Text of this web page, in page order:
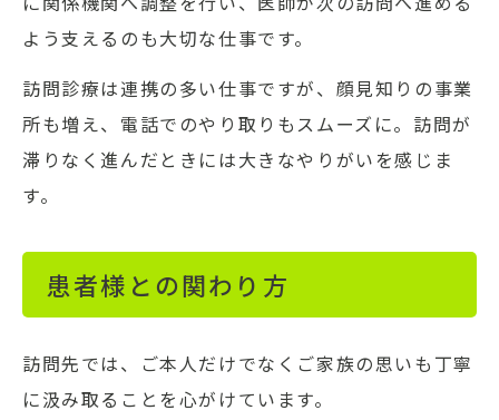
よう支えるのも大切な仕事です。
訪問診療は連携の多い仕事ですが、顔見知りの事業
所も増え、電話でのやり取りもスムーズに。訪問が
滞りなく進んだときには大きなやりがいを感じま
す。
患者様との関わり方
訪問先では、ご本人だけでなくご家族の思いも丁寧
に汲み取ることを心がけています。